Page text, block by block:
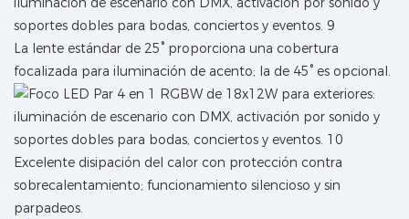
La lente estándar de 25° proporciona una cobertura
focalizada para iluminación de acento; la de 45° es opcional.
Excelente disipación del calor con protección contra
sobrecalentamiento; funcionamiento silencioso y sin
parpadeos.